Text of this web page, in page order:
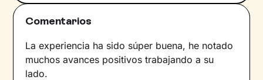
Comentarios
La experiencia ha sido súper buena, he notado
muchos avances positivos trabajando a su
lado.